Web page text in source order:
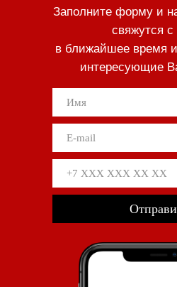
Заполните форму и
свяжутся
в ближайшее время и
интересующие